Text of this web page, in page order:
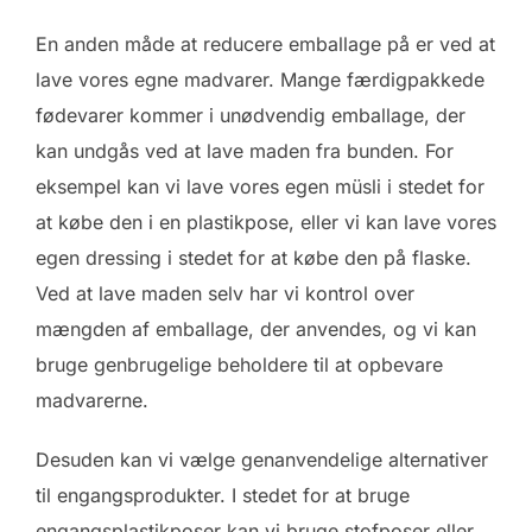
En anden måde at reducere emballage på er ved at
lave vores egne madvarer. Mange færdigpakkede
fødevarer kommer i unødvendig emballage, der
kan undgås ved at lave maden fra bunden. For
eksempel kan vi lave vores egen müsli i stedet for
at købe den i en plastikpose, eller vi kan lave vores
egen dressing i stedet for at købe den på flaske.
Ved at lave maden selv har vi kontrol over
mængden af ​​emballage, der anvendes, og vi kan
bruge genbrugelige beholdere til at opbevare
madvarerne.
Desuden kan vi vælge genanvendelige alternativer
til engangsprodukter. I stedet for at bruge